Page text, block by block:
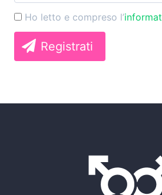
Ho letto e compreso l’
Registrati